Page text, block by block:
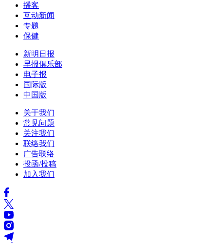
播客
互动新闻
专题
保健
新明日报
早报俱乐部
电子报
国际版
中国版
关于我们
常见问题
关注我们
联络我们
广告联络
投函/投稿
加入我们